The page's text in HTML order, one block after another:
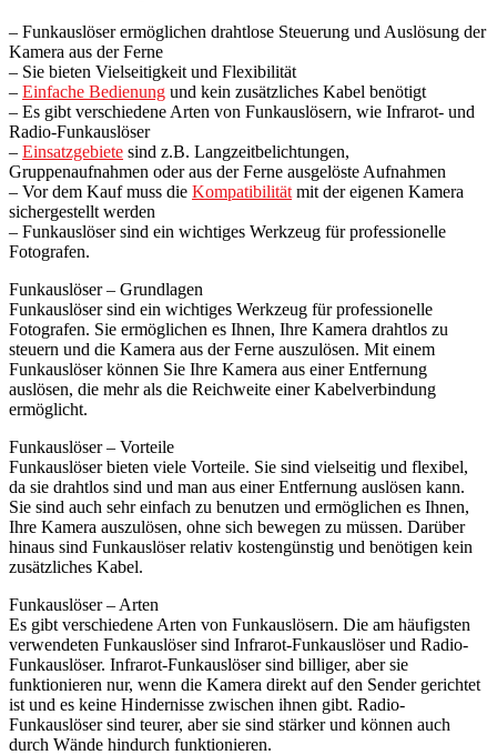
– Funkauslöser ermöglichen drahtlose Steuerung und Auslösung der
Kamera aus der Ferne
– Sie bieten Vielseitigkeit und Flexibilität
– Einfache Bedienung und kein zusätzliches Kabel benötigt
– Es gibt verschiedene Arten von Funkauslösern, wie Infrarot- und
Radio-Funkauslöser
– Einsatzgebiete sind z.B. Langzeitbelichtungen,
Gruppenaufnahmen oder aus der Ferne ausgelöste Aufnahmen
– Vor dem Kauf muss die Kompatibilität mit der eigenen Kamera
sichergestellt werden
– Funkauslöser sind ein wichtiges Werkzeug für professionelle
Fotografen.
Funkauslöser – Grundlagen
Funkauslöser sind ein wichtiges Werkzeug für professionelle
Fotografen. Sie ermöglichen es Ihnen, Ihre Kamera drahtlos zu
steuern und die Kamera aus der Ferne auszulösen. Mit einem
Funkauslöser können Sie Ihre Kamera aus einer Entfernung
auslösen, die mehr als die Reichweite einer Kabelverbindung
ermöglicht.
Funkauslöser – Vorteile
Funkauslöser bieten viele Vorteile. Sie sind vielseitig und flexibel,
da sie drahtlos sind und man aus einer Entfernung auslösen kann.
Sie sind auch sehr einfach zu benutzen und ermöglichen es Ihnen,
Ihre Kamera auszulösen, ohne sich bewegen zu müssen. Darüber
hinaus sind Funkauslöser relativ kostengünstig und benötigen kein
zusätzliches Kabel.
Funkauslöser – Arten
Es gibt verschiedene Arten von Funkauslösern. Die am häufigsten
verwendeten Funkauslöser sind Infrarot-Funkauslöser und Radio-
Funkauslöser. Infrarot-Funkauslöser sind billiger, aber sie
funktionieren nur, wenn die Kamera direkt auf den Sender gerichtet
ist und es keine Hindernisse zwischen ihnen gibt. Radio-
Funkauslöser sind teurer, aber sie sind stärker und können auch
durch Wände hindurch funktionieren.